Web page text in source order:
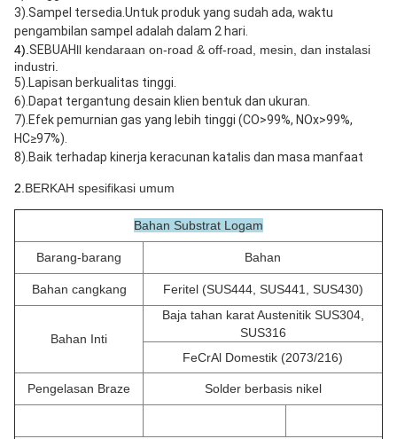
3).Sampel tersedia.Untuk produk yang sudah ada, waktu
pengambilan sampel adalah dalam 2 hari.
4). SEBUAHll kendaraan on-road & off-road, mesin, dan instalasi
industri.
5).Lapisan berkualitas tinggi.
6).Dapat tergantung desain klien bentuk dan ukuran.
7).Efek pemurnian gas yang lebih tinggi (CO>99%, NOx>99%,
HC≥97%).
8).Baik terhadap kinerja keracunan katalis dan masa manfaat
2 BERKAH spesifikasi umum
Bahan Substrat Logam
Barang-barang Bahan
Bahan cangkang Feritel (SUS444, SUS441, SUS430)
Bahan Inti
Baja tahan karat Austenitik SUS304,
SUS316
FeCrAl Domestik (2073/216)
Pengelasan Braze Solder berbasis nikel